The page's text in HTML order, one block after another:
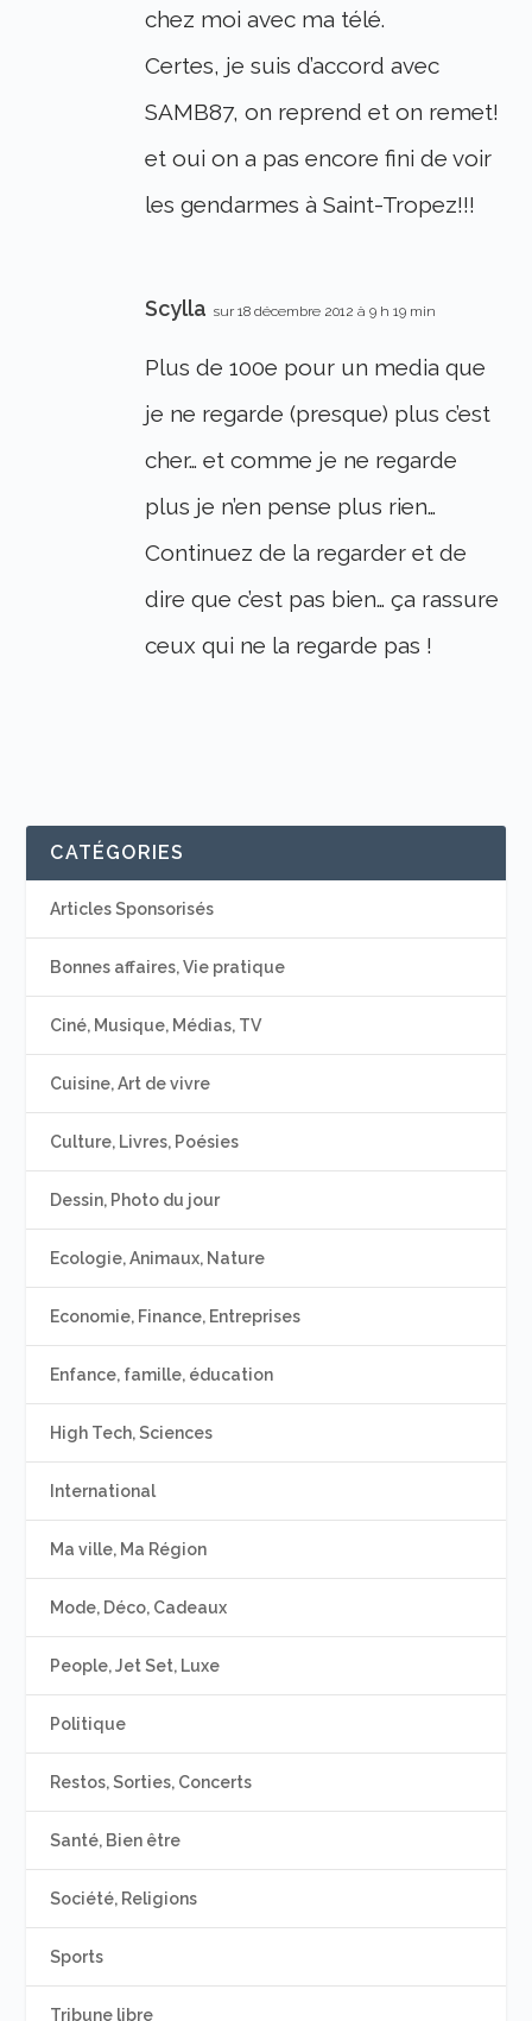
chez moi avec ma télé.
Certes, je suis d’accord avec
SAMB87, on reprend et on remet!
et oui on a pas encore fini de voir
les gendarmes à Saint-Tropez!!!
Scylla sur 18 décembre 2012 à 9 h 19 min
Plus de 100e pour un media que
je ne regarde (presque) plus c’est
cher… et comme je ne regarde
plus je n’en pense plus rien…
Continuez de la regarder et de
dire que c’est pas bien… ça rassure
ceux qui ne la regarde pas !
CATÉGORIES
Articles Sponsorisés
Bonnes affaires, Vie pratique
Ciné, Musique, Médias, TV
Cuisine, Art de vivre
Culture, Livres, Poésies
Dessin, Photo du jour
Ecologie, Animaux, Nature
Economie, Finance, Entreprises
Enfance, famille, éducation
High Tech, Sciences
International
Ma ville, Ma Région
Mode, Déco, Cadeaux
People, Jet Set, Luxe
Politique
Restos, Sorties, Concerts
Santé, Bien être
Société, Religions
Sports
Tribune libre